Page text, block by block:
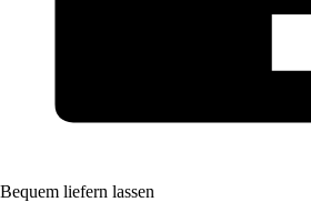
Bequem liefern lassen